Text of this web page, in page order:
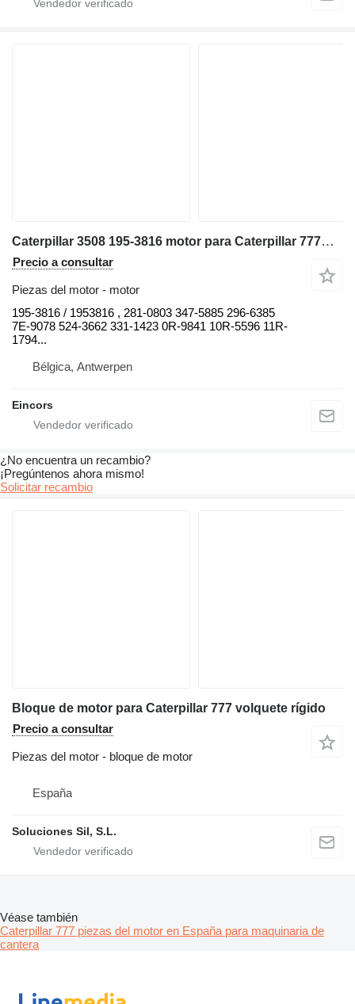
Caterpillar 3508 195-3816 motor para Caterpillar 777D 777C volquete rígido
Precio a consultar
Piezas del motor - motor
195-3816 / 1953816 , 281-0803 347-5885 296-6385
7E-9078 524-3662 331-1423 0R-9841 10R-5596 11R-
1794...
Bélgica, Antwerpen
Eincors
¿No encuentra un recambio?
¡Pregúntenos ahora mismo!
Solicitar recambio
Bloque de motor para Caterpillar 777 volquete rígido
Precio a consultar
Piezas del motor - bloque de motor
España
Soluciones Sil, S.L.
Véase también
Caterpillar 777 piezas del motor en España para maquinaria de
cantera